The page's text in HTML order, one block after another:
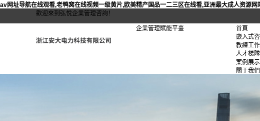
av网址导航在线观看,老鸭窝在线视频一级黄片,欧美精产国品一二三区在线看,亚洲最大成人资源
歡迎來到弘悅企業管理咨詢！
企業管理賦能平臺
首頁
嵌入式
教練工
人才梯
案例展示
關于我們